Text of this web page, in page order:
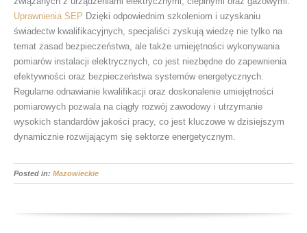
Uprawnienia SEP Dzięki odpowiednim szkoleniom i uzyskaniu
świadectw kwalifikacyjnych, specjaliści zyskują wiedzę nie tylko na
temat zasad bezpieczeństwa, ale także umiejętności wykonywania
pomiarów instalacji elektrycznych, co jest niezbędne do zapewnienia
efektywności oraz bezpieczeństwa systemów energetycznych.
Regularne odnawianie kwalifikacji oraz doskonalenie umiejętności
pomiarowych pozwala na ciągły rozwój zawodowy i utrzymanie
wysokich standardów jakości pracy, co jest kluczowe w dzisiejszym
dynamicznie rozwijającym się sektorze energetycznym.
Posted in: Mazowieckie